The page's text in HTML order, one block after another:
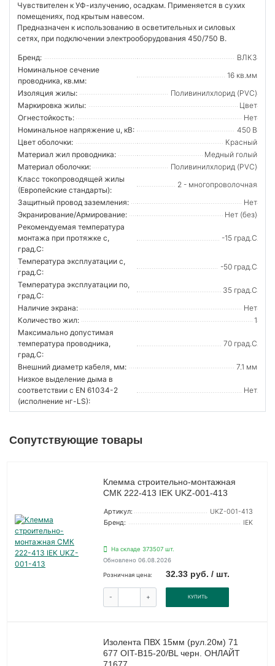
Чувствителен к УФ-излучению, осадкам. Применяется в сухих
помещениях, под крытым навесом.
Предназначен к использованию в осветительных и силовых
сетях, при подключении электрооборудования 450/750 В.
Бренд:
ВЛКЗ
Номинальное сечение
проводника, кв.мм:
16 кв.мм
Изоляция жилы:
Поливинилхлорид (PVC)
Маркировка жилы:
Цвет
Огнестойкость:
Нет
Номинальное напряжение u, кВ:
450 В
Цвет оболочки:
Красный
Материал жил проводника:
Медный голый
Материал оболочки:
Поливинилхлорид (PVC)
Класс токопроводящей жилы
(Европейские стандарты):
2 - многопроволочная
Защитный провод заземления:
Нет
Экранирование/Армирование:
Нет (без)
Рекомендуемая температура
монтажа при протяжке с,
град.C:
-15 град.C
Температура эксплуатации с,
град.C:
-50 град.C
Температура эксплуатации по,
град.C:
35 град.C
Наличие экрана:
Нет
Количество жил:
1
Максимально допустимая
температура проводника,
град.C:
70 град.C
Внешний диаметр кабеля, мм:
7.1 мм
Низкое выделение дыма в
соответствии с EN 61034-2
(исполнение нг-LS):
Нет
Сопутствующие товары
Клемма строительно-монтажная
СМК 222-413 IEK UKZ-001-413
Артикул:
UKZ-001-413
Бренд:
IEK
На складе 373507 шт.
Обновлено 06.08.2026
Розничная цена: 32.33 руб. / шт.
- + КУПИТЬ
Изолента ПВХ 15мм (рул.20м) 71
677 OIT-B15-20/BL черн. ОНЛАЙТ
71677